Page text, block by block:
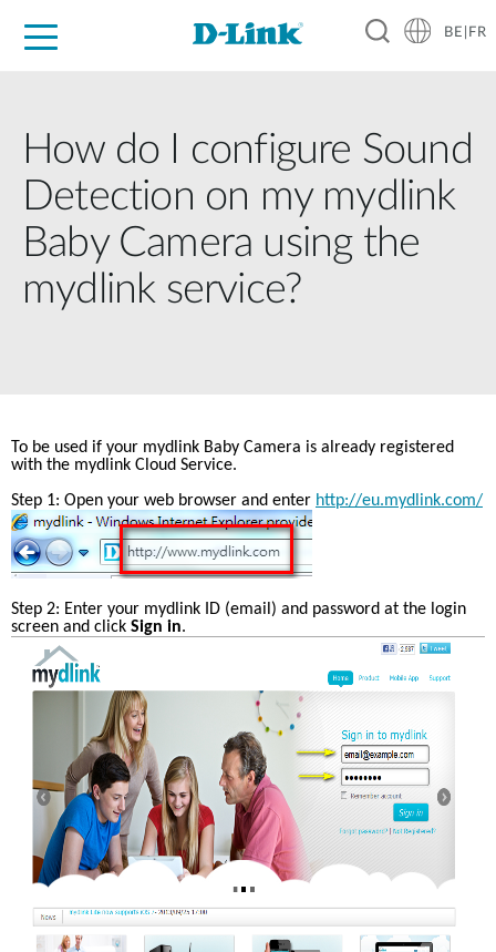
BE|FR
How do I configure Sound
Detection on my mydlink
Baby Camera using the
mydlink service?
To be used if your mydlink Baby Camera is already registered
with the mydlink Cloud Service.
Step 1: Open your web browser and enter http://eu.mydlink.com/
Step 2: Enter your mydlink ID (email) and password at the login
screen and click Sign in.